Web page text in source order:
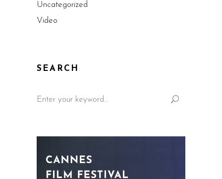
Uncategorized
Video
SEARCH
for: